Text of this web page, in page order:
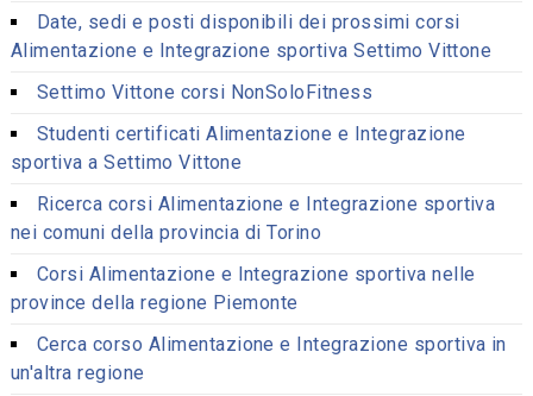
Date, sedi e posti disponibili dei prossimi corsi
Alimentazione e Integrazione sportiva Settimo Vittone
Settimo Vittone corsi NonSoloFitness
Studenti certificati Alimentazione e Integrazione
sportiva a Settimo Vittone
Ricerca corsi Alimentazione e Integrazione sportiva
nei comuni della provincia di Torino
Corsi Alimentazione e Integrazione sportiva nelle
province della regione Piemonte
Cerca corso Alimentazione e Integrazione sportiva in
un'altra regione